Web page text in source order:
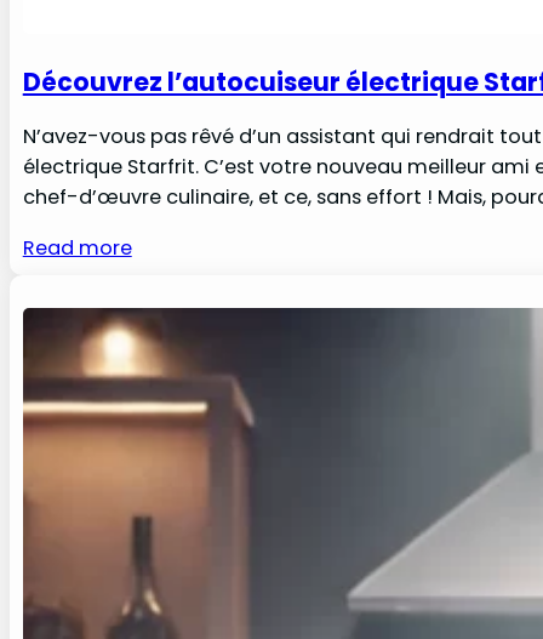
Découvrez l’autocuiseur électrique
N’avez-vous pas rêvé d’un assistant qui rendrait
électrique Starfrit. C’est votre nouveau meilleur
chef-d’œuvre culinaire, et ce, sans effort ! Mais,
Read more